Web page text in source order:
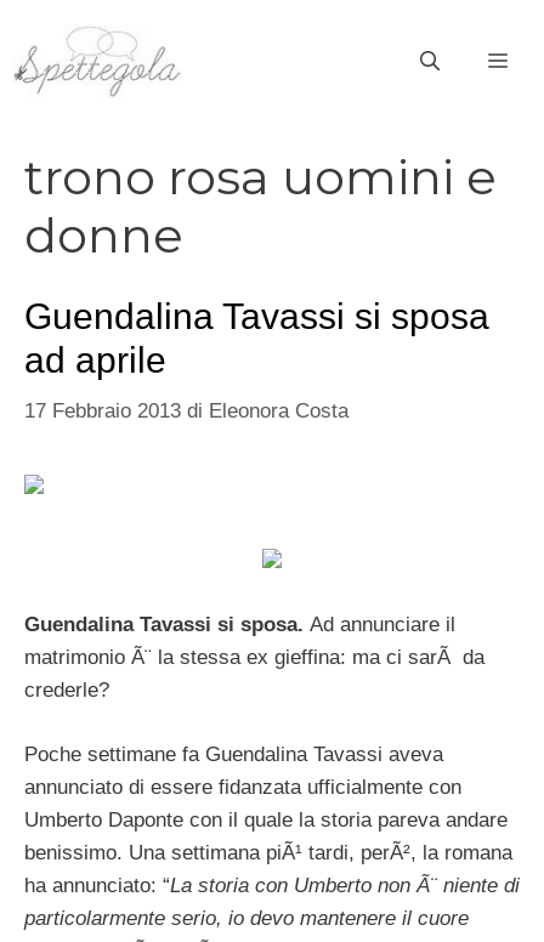
contenuto
trono rosa uomini e
donne
Guendalina Tavassi si sposa
ad aprile
17 Febbraio 2013 di Eleonora Costa
Guendalina Tavassi si sposa. Ad annunciare il
matrimonio Ã¨ la stessa ex gieffina: ma ci sarÃ da
crederle?
Poche settimane fa Guendalina Tavassi aveva
annunciato di essere fidanzata ufficialmente con
Umberto Daponte con il quale la storia pareva andare
benissimo. Una settimana piÃ¹ tardi, perÃ², la romana
ha annunciato: “La storia con Umberto non Ã¨ niente di
particolarmente serio, io devo mantenere il cuore